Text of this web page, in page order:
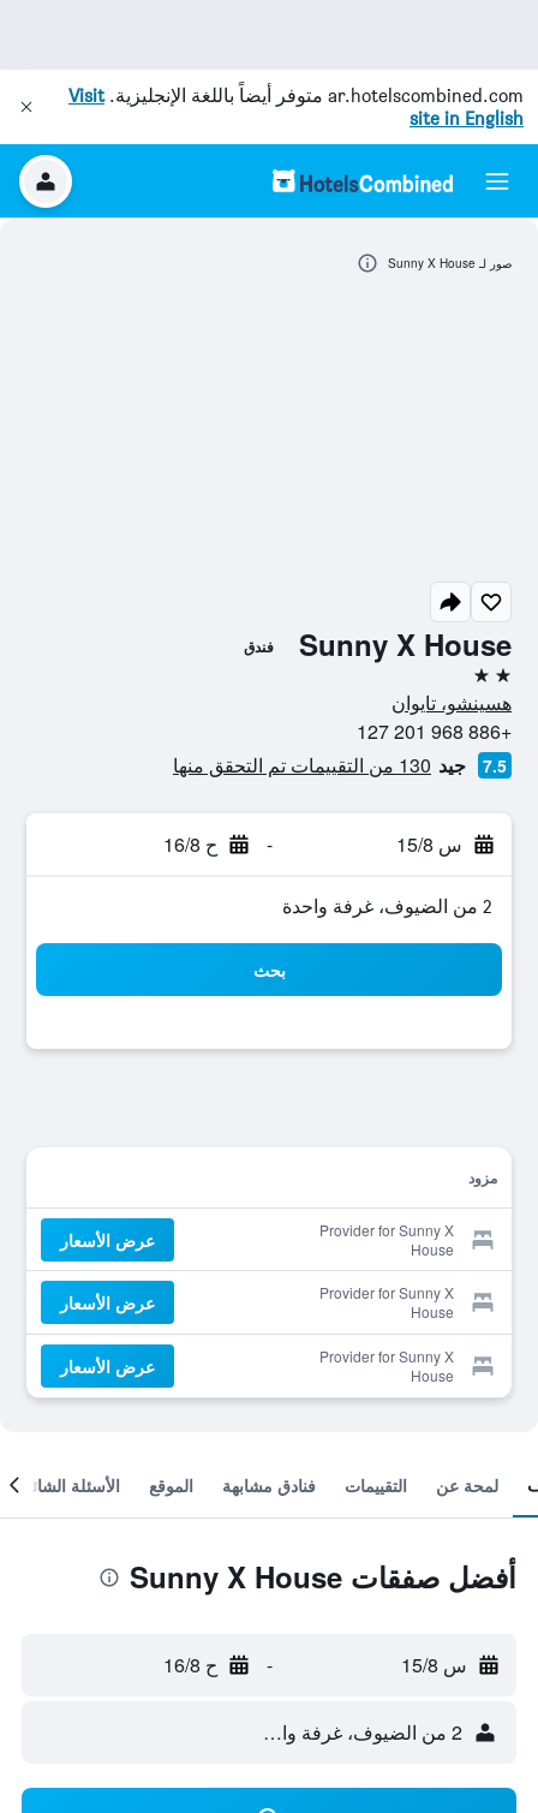
ar.hotelscombined.com متوفر أيضاً باللغة الإنجليزية.Visit
site in English
Sunny X House فندق
2 نجمتين
هسينشو، تايوان
+886 968 201 127
7.5 جيد 130 من التقييمات تم التحقق منها
س 15/8 - ح 16/8
2 من الضيوف، غرفة واحدة
بحث
مزود
Provider for Sunny X
House
عرض الأسعار
Provider for Sunny X
House
عرض الأسعار
Provider for Sunny X
House
عرض الأسعار
صور لـ Sunny X House
لمحة عن التقييمات فنادق مشابهة الموقع الأسئلة الشائعة
أفضل صفقات Sunny X House
س 15/8 - ح 16/8
2 من الضيوف، غرفة واحدة